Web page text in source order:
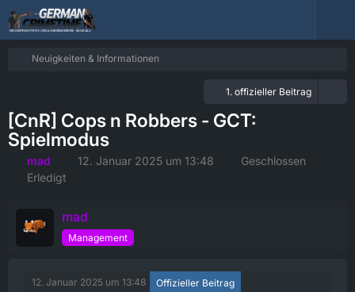
Neuigkeiten & Informationen
1. offizieller Beitrag
[CnR] Cops n Robbers - GCT:
Spielmodus
mad 12. Januar 2025 um 13:48
Geschlossen
Erledigt
mad
Management
12. Januar 2025 um 13:48 Offizieller Beitrag